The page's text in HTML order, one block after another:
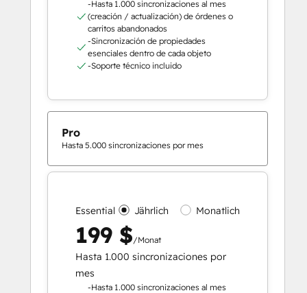
-Hasta 1.000 sincronizaciones al mes
(creación / actualización) de órdenes o
carritos abandonados
-Sincronización de propiedades
esenciales dentro de cada objeto
-Soporte técnico incluido
Pro
Hasta 5.000 sincronizaciones por mes
Essential Jährlich Monatlich
199 $/Monat
Hasta 1.000 sincronizaciones por
mes
-Hasta 1.000 sincronizaciones al mes